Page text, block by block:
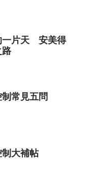
一片天 安美得
路
常見五問
大補帖